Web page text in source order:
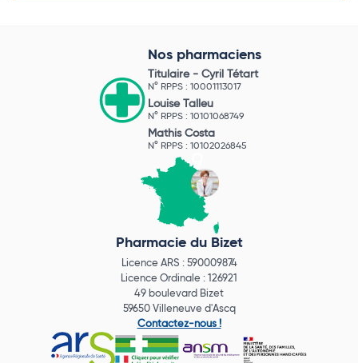
Nos pharmaciens
Titulaire - Cyril Tétart
N° RPPS : 10001113017
Louise Talleu
N° RPPS : 10101068749
Mathis Costa
N° RPPS : 10102026845
Pharmacie du Bizet
Licence ARS : 590009874
Licence Ordinale : 126921
49 boulevard Bizet
59650 Villeneuve d'Ascq
Contactez-nous !